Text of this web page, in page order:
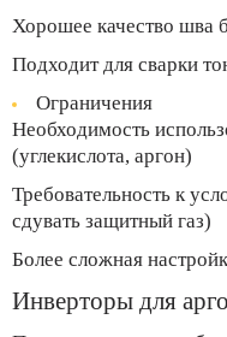
Хорошее качество шва
Подходит для сварки
Ограничения
Необходимость
(углекислота, аргон)
Требовательность к
сдувать защитный газ)
Более сложная
Инверторы для